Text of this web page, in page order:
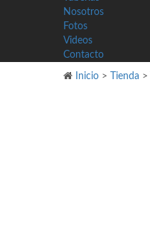
Nosotros
Fotos
Videos
Contacto
Inicio > Tienda >